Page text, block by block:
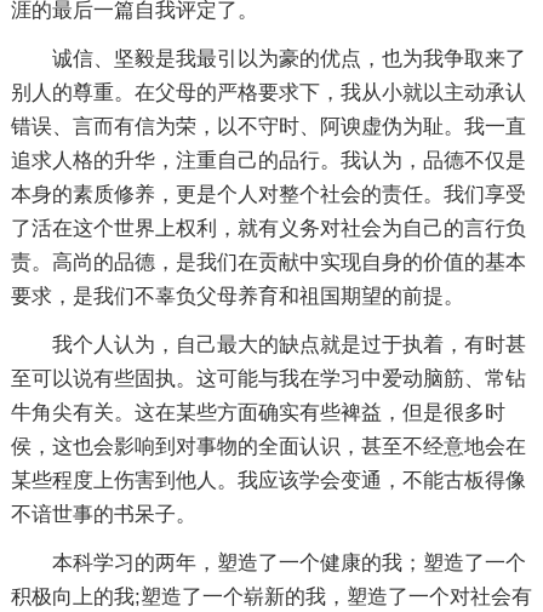
涯的最后一篇自我评定了。
诚信、坚毅是我最引以为豪的优点，也为我争取来了
别人的尊重。在父母的严格要求下，我从小就以主动承认
错误、言而有信为荣，以不守时、阿谀虚伪为耻。我一直
追求人格的升华，注重自己的品行。我认为，品德不仅是
本身的素质修养，更是个人对整个社会的责任。我们享受
了活在这个世界上权利，就有义务对社会为自己的言行负
责。高尚的品德，是我们在贡献中实现自身的价值的基本
要求，是我们不辜负父母养育和祖国期望的前提。
我个人认为，自己最大的缺点就是过于执着，有时甚
至可以说有些固执。这可能与我在学习中爱动脑筋、常钻
牛角尖有关。这在某些方面确实有些裨益，但是很多时
侯，这也会影响到对事物的全面认识，甚至不经意地会在
某些程度上伤害到他人。我应该学会变通，不能古板得像
不谙世事的书呆子。
本科学习的两年，塑造了一个健康的我；塑造了一个
积极向上的我;塑造了一个崭新的我，塑造了一个对社会有